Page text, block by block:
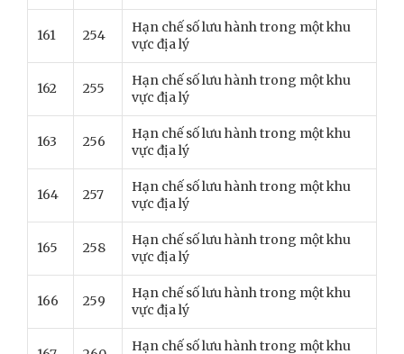
161 254
Hạn chế số lưu hành trong một khu
vực địa lý
162 255
Hạn chế số lưu hành trong một khu
vực địa lý
163 256
Hạn chế số lưu hành trong một khu
vực địa lý
164 257
Hạn chế số lưu hành trong một khu
vực địa lý
165 258
Hạn chế số lưu hành trong một khu
vực địa lý
166 259
Hạn chế số lưu hành trong một khu
vực địa lý
Hạn chế số lưu hành trong một khu